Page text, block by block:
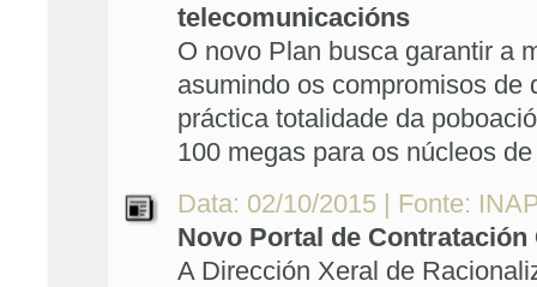
telecomunicacións
O novo Plan busca garantir a
asumindo os compromisos de
práctica totalidade da
100 megas para os núcleos
Data: 02/10/2015 | Fonte:
Novo Portal de Contratación
A Dirección Xeral de